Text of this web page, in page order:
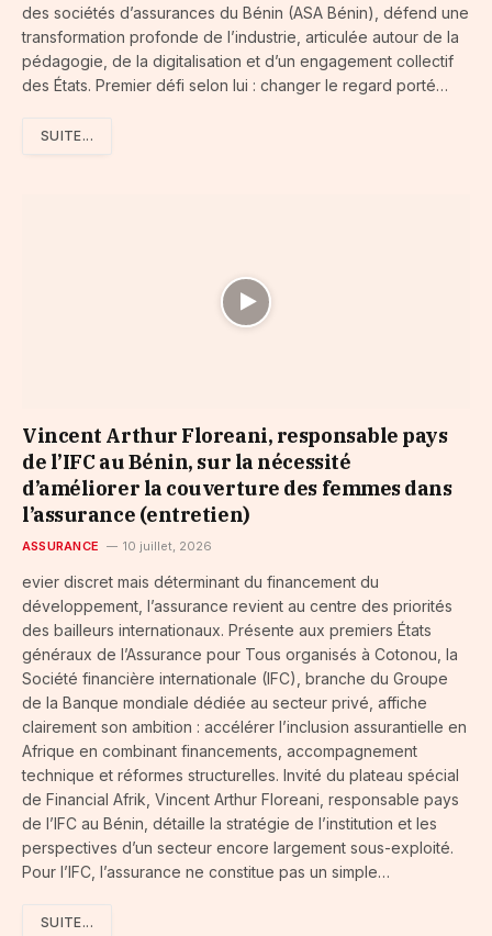
des sociétés d’assurances du Bénin (ASA Bénin), défend une
transformation profonde de l’industrie, articulée autour de la
pédagogie, de la digitalisation et d’un engagement collectif
des États. Premier défi selon lui : changer le regard porté…
SUITE...
Vincent Arthur Floreani, responsable pays
de l’IFC au Bénin, sur la nécessité
d’améliorer la couverture des femmes dans
l’assurance (entretien)
ASSURANCE 10 juillet, 2026
evier discret mais déterminant du financement du
développement, l’assurance revient au centre des priorités
des bailleurs internationaux. Présente aux premiers États
généraux de l’Assurance pour Tous organisés à Cotonou, la
Société financière internationale (IFC), branche du Groupe
de la Banque mondiale dédiée au secteur privé, affiche
clairement son ambition : accélérer l’inclusion assurantielle en
Afrique en combinant financements, accompagnement
technique et réformes structurelles. Invité du plateau spécial
de Financial Afrik, Vincent Arthur Floreani, responsable pays
de l’IFC au Bénin, détaille la stratégie de l’institution et les
perspectives d’un secteur encore largement sous-exploité.
Pour l’IFC, l’assurance ne constitue pas un simple…
SUITE...